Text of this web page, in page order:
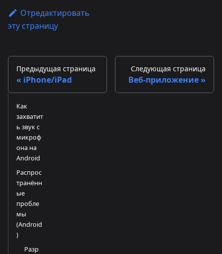
Отредактировать
эту страницу
Предыдущая страница
iPhone/iPad
Следующая страница
Веб-приложение
Как
захватит
ь звук с
микроф
она на
Android
Распрос
транённ
ые
пробле
мы
(Android
)
Разр